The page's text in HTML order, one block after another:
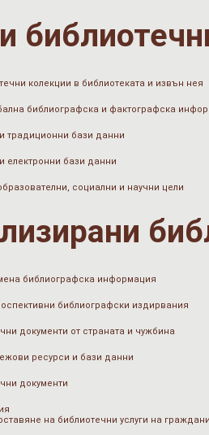
колекции в библиотеката и извън нея
библиографска и фактографска
традиционни бази данни
електронни бази данни
социални и научни цели
библиографска информация
библиографски издирвания
документи от страната и чужбина
ресурси и бази данни
документи
на библиотечни услуги на